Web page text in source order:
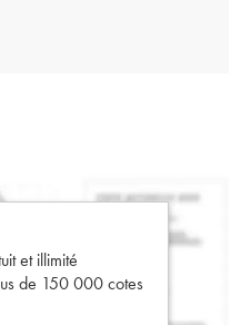
et illimité
de 150 000 cotes